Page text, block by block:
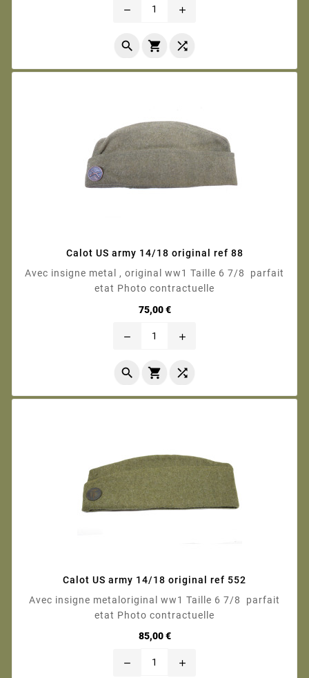
remove add
  
Calot US army 14/18 original ref 88
Avec insigne metal , original ww1 Taille 6 7/8 parfait
etat Photo contractuelle
75,00 €Prix
remove add
  
Calot US army 14/18 original ref 552
Avec insigne metaloriginal ww1 Taille 6 7/8 parfait
etat Photo contractuelle
85,00 €Prix
remove add